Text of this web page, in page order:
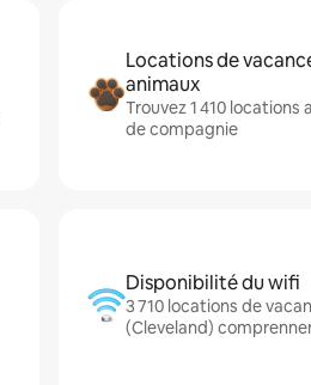
Locations de
animaux
Trouvez 1 410
de compagnie
Disponibilité du wifi
3 710 locations de
(Cleveland)